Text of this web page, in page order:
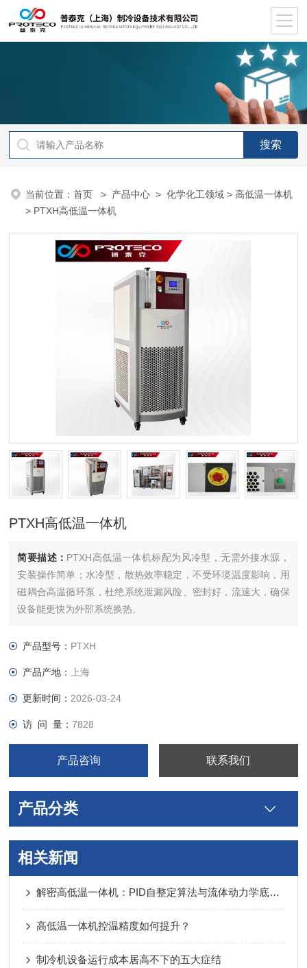
当前位置：首页 > 产品中心 >化学化工领域 >高低温一体机
> PTXH高低温一体机
PTXH高低温一体机
简要描述： PTXH高低温一体机标配为风冷型，无需外接水源，
安装操作简单；水冷型，散热效率稳定，不受环境温度影响，用
磁耦合高温循环泵，杜绝系统泄漏风险、密封好，流速大，确保
设备能更快为外部系统换热。
产品型号： PTXH
产品产地： 上海
更新时间： 2026-03-24
访 问 量：7828
产品咨询 联系我们
产品分类
相关新闻
解密高低温一体机：PID自整定算法与流体动力学底层技术逻辑
高低温一体机控温精度如何提升？
制冷机设备运行成本居高不下的五大症结